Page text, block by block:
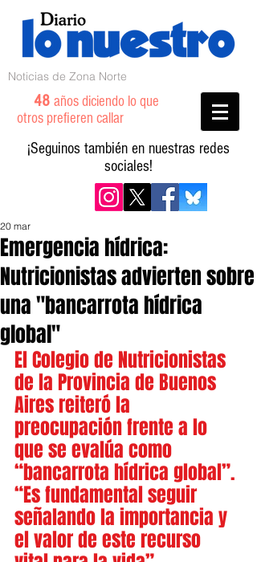
Noticias de Zona Norte
48 años diciendo lo que
otros prefieren callar
¡Seguinos también en nuestras redes
sociales!
Emergencia hídrica:
Nutricionistas advierten sobre
una "bancarrota hídrica
global"
20 mar
El Colegio de Nutricionistas
de la Provincia de Buenos
Aires reiteró la
preocupación frente a lo
que se evalúa como
“bancarrota hídrica global”.
“Es fundamental seguir
señalando la importancia y
el valor de este recurso